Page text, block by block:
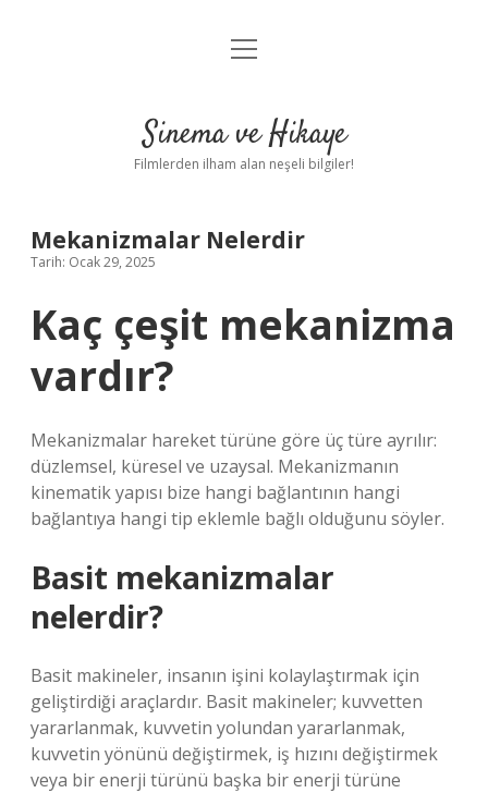
Gizlilik Politikası
Yasal Uyarı
menüyü
Sinema ve Hikaye
Filmlerden ilham alan neşeli bilgiler!
Mekanizmalar Nelerdir
Tarih: Ocak 29, 2025
Kaç çeşit mekanizma
vardır?
Mekanizmalar hareket türüne göre üç türe ayrılır:
düzlemsel, küresel ve uzaysal. Mekanizmanın
kinematik yapısı bize hangi bağlantının hangi
bağlantıya hangi tip eklemle bağlı olduğunu söyler.
Basit mekanizmalar
nelerdir?
Basit makineler, insanın işini kolaylaştırmak için
geliştirdiği araçlardır. Basit makineler; kuvvetten
yararlanmak, kuvvetin yolundan yararlanmak,
kuvvetin yönünü değiştirmek, iş hızını değiştirmek
veya bir enerji türünü başka bir enerji türüne